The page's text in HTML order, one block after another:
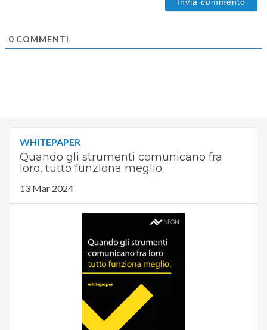
0COMMENTI
WHITEPAPER
Quando gli strumenti comunicano fra
loro, tutto funziona meglio.
13 Mar 2024